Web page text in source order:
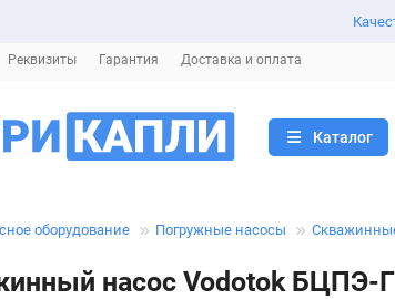
Реквизиты Гарантия Доставка и оплата
Каталог
оборудование Погружные насосы
насос Vodotok БЦПЭ-